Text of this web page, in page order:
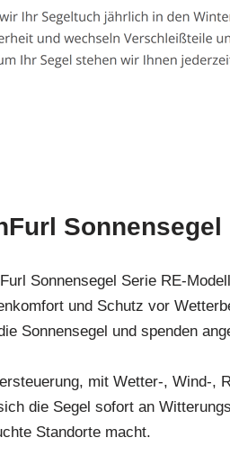
Sonnensegel
Sonnensegel Serie RE-
und Schutz vor
Sonnensegel und spenden
mit Wetter-, Wind-,
die Segel sofort an
Standorte macht.